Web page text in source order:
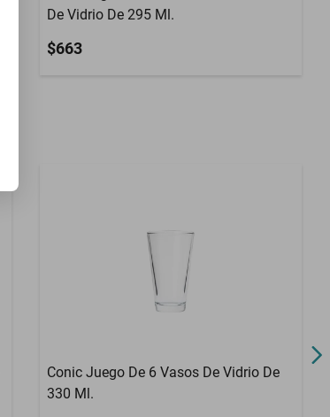
De Vidrio De 295 Ml.
$663
Conic Juego De 6 Vasos De Vidrio De
330 Ml.